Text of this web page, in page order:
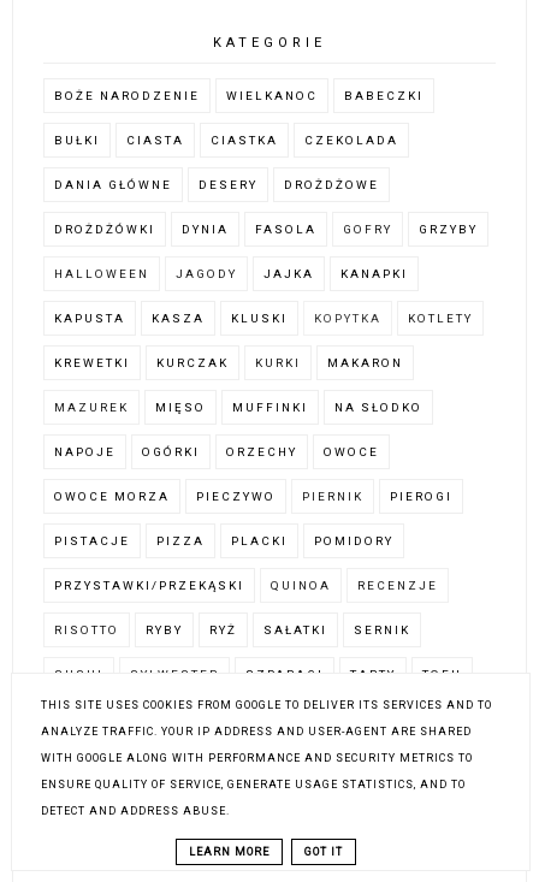
KATEGORIE
BOŻE NARODZENIE WIELKANOC BABECZKI
BUŁKI CIASTA CIASTKA CZEKOLADA
DANIA GŁÓWNE DESERY DROŻDŻOWE
DROŻDŻÓWKI DYNIA FASOLA GOFRY GRZYBY
HALLOWEEN JAGODY JAJKA KANAPKI
KAPUSTA KASZA KLUSKI KOPYTKA KOTLETY
KREWETKI KURCZAK KURKI MAKARON
MAZUREK MIĘSO MUFFINKI NA SŁODKO
NAPOJE OGÓRKI ORZECHY OWOCE
OWOCE MORZA PIECZYWO PIERNIK PIEROGI
PISTACJE PIZZA PLACKI POMIDORY
PRZYSTAWKI/PRZEKĄSKI QUINOA RECENZJE
RISOTTO RYBY RYŻ SAŁATKI SERNIK
SUSHI SYLWESTER SZPARAGI TARTY TOFU
WARZYWA ZAPIEKANKI ZESTAWIENIA PRZEPISÓW
ZIEMNIAKI ZNANE MARKI W MOJEJ KUCHNI
ZUPY ŁOSOŚ
THIS SITE USES COOKIES FROM GOOGLE TO DELIVER ITS SERVICES AND TO
ANALYZE TRAFFIC. YOUR IP ADDRESS AND USER-AGENT ARE SHARED
WITH GOOGLE ALONG WITH PERFORMANCE AND SECURITY METRICS TO
ENSURE QUALITY OF SERVICE, GENERATE USAGE STATISTICS, AND TO
DETECT AND ADDRESS ABUSE.
LEARN MORE GOT IT